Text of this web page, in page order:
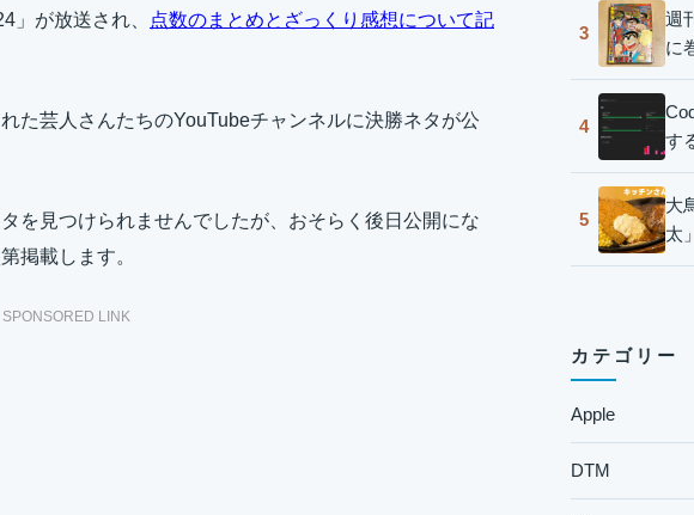
」が放送され、
点数のまとめとざっくり感想について記
た芸人さんたちのYouTubeチャンネルに決勝ネタが公
を見つけられませんでしたが、おそらく後日公開にな
掲載します。
SPONSORED LINK
3
週
に
4
す
5
大
太
カテゴリー
Apple
DTM